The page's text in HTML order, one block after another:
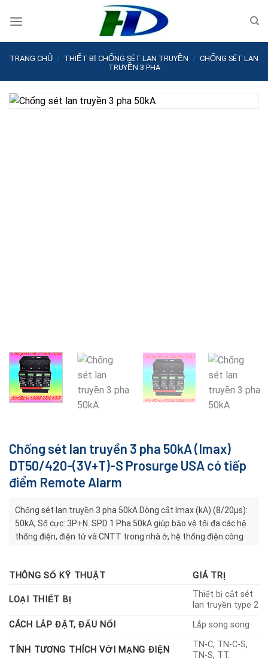
TRANG CHỦ / THIẾT BỊ CHỐNG SÉT LAN TRUYỀN / CHỐNG SÉT LAN
TRUYỀN 3 PHA
Chống sét lan truyền 3 pha 50kA (Imax)
DT50/420-(3V+T)-S Prosurge USA có tiếp
điểm Remote Alarm
Chống sét lan truyền 3 pha 50kA Dòng cắt Imax (kA) (8/20μs):
50kA, Số cực: 3P+N. SPD 1 Pha 50kA giúp bảo vệ tối đa các hệ
thống điện, điện tử và CNTT trong nhà ở, hệ thống điện công
nguồn điện 1 pha, 3 pha, máy tính, server, màn hình HMI PLC, tủ
điện phân phối, tủ điều khiển,…tại các nhà máy sản xuất.
THÔNG SỐ KỸ THUẬT GIÁ TRỊ
LOẠI THIẾT BỊ
Thiết bị cắt sét
lan truyền type 2
CÁCH LẮP ĐẶT, ĐẤU NỐI
Lắp song song
TÍNH TƯƠNG THÍCH VỚI MẠNG ĐIỆN
TN-C, TN-C-S,
TN-S, TT.